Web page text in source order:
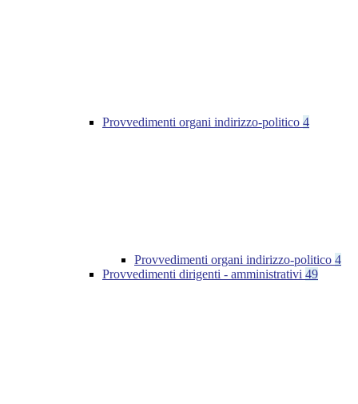
Provvedimenti organi indirizzo-politico 4
Provvedimenti organi indirizzo-politico 4
Provvedimenti dirigenti - amministrativi 49